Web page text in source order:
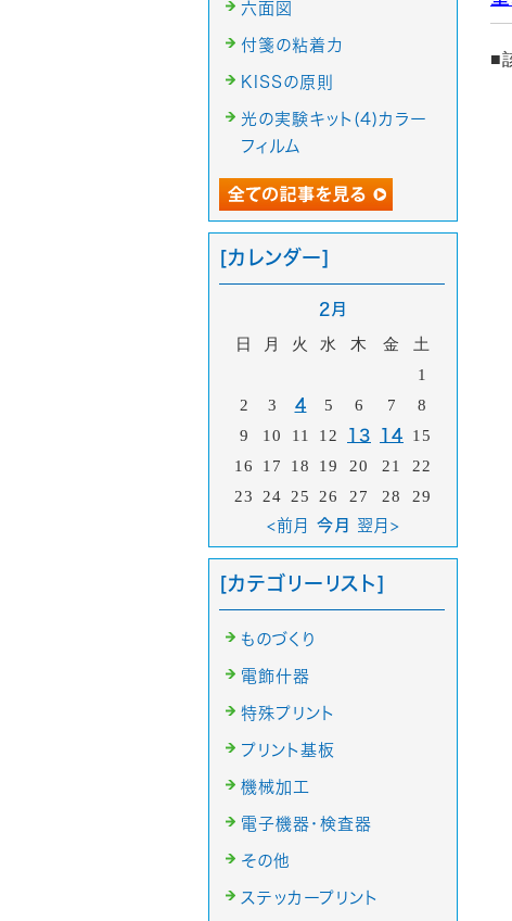
■
六面図
付箋の粘着力
KISSの原則
光の実験キット(4)カラー
フィルム
[カレンダー]
2月
日 月 火 水 木 金
土
1
2
3 4 5 6 7
8
9
10 11 12 13 14
15
16
17 18 19 20 21
22
23
24 25 26 27 28 29
<前月 今月 翌月>
[カテゴリーリスト]
ものづくり
電飾什器
特殊プリント
プリント基板
機械加工
電子機器・検査器
その他
ステッカープリント